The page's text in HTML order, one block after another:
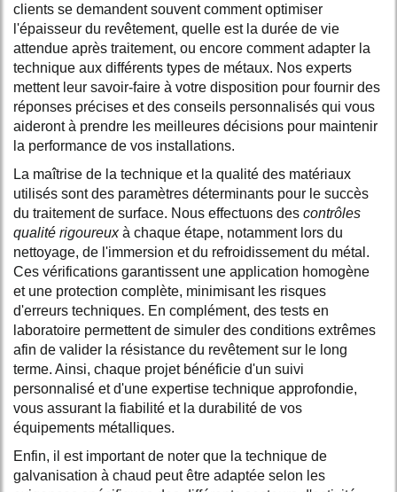
clients se demandent souvent comment optimiser
l'épaisseur du revêtement, quelle est la durée de vie
attendue après traitement, ou encore comment adapter la
technique aux différents types de métaux. Nos experts
mettent leur savoir-faire à votre disposition pour fournir des
réponses précises et des conseils personnalisés qui vous
aideront à prendre les meilleures décisions pour maintenir
la performance de vos installations.
La maîtrise de la technique et la qualité des matériaux
utilisés sont des paramètres déterminants pour le succès
du traitement de surface. Nous effectuons des contrôles
qualité rigoureuxà chaque étape, notamment lors du
nettoyage, de l'immersion et du refroidissement du métal.
Ces vérifications garantissent une application homogène
et une protection complète, minimisant les risques
d'erreurs techniques. En complément, des tests en
laboratoire permettent de simuler des conditions extrêmes
afin de valider la résistance du revêtement sur le long
terme. Ainsi, chaque projet bénéficie d'un suivi
personnalisé et d'une expertise technique approfondie,
vous assurant la fiabilité et la durabilité de vos
équipements métalliques.
Enfin, il est important de noter que la technique de
galvanisation à chaud peut être adaptée selon les